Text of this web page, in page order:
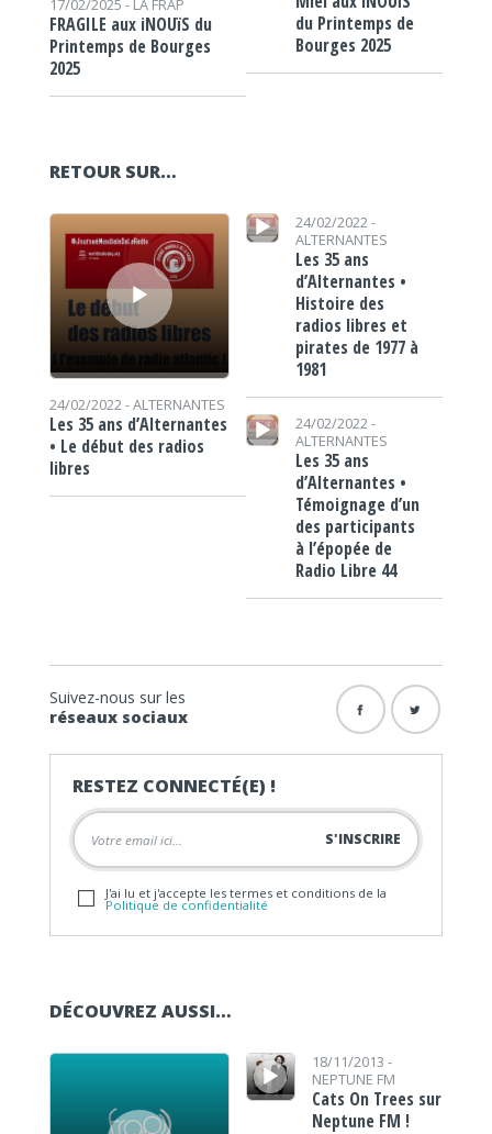
FRAGILE aux iNOUïS du
Printemps de Bourges
2025
du Printemps de
Bourges 2025
RETOUR SUR…
Lecteur audio
24/02/2022 -ALTERNANTES
Les 35 ans d’Alternantes
• Le début des radios
libres
Lecteur audio
24/02/2022 -
ALTERNANTES
Les 35 ans
d’Alternantes •
Histoire des
radios libres et
pirates de 1977 à
1981
Lecteur audio
24/02/2022 -
ALTERNANTES
Les 35 ans
d’Alternantes •
Témoignage d’un
des participants
à l’épopée de
Radio Libre 44
Suivez-nous sur les
réseaux sociaux
RESTEZ CONNECTÉ(E) !
J'ai lu et j'accepte les termes et conditions de la
Politique de confidentialité
DÉCOUVREZ AUSSI…
Lecteur audio
Lecteur audio18/11/2013 -
NEPTUNE FM
Cats On Trees sur
Neptune FM !